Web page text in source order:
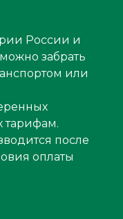
России и
забрать
или
тарифам.
после
оплаты